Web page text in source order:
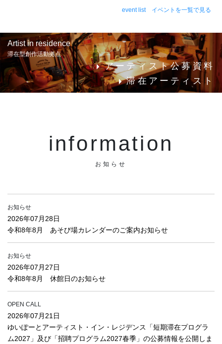
event list イベントを一覧で見る
Artist in residence
滞在型創作活動拠点
アーティスト公募資料
滞在アーティスト
information
お知らせ
お知らせ
2026年07月28日
令和8年8月 あそび場カレンダーのご案内お知らせ
お知らせ
2026年07月27日
令和8年8月 休館日のお知らせ
OPEN CALL
2026年07月21日
ゆいぽーとアーティスト・イン・レジデンス「短期滞在プログラ
ム2027」及び「招聘プログラム2027春季」の公募情報を公開しま